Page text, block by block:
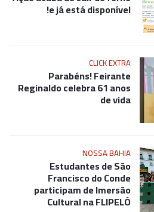
e já está disponível!
CLICK EXTRA
Parabéns! Feirante
Reginaldo celebra 61 anos
de vida
NOSSA BAHIA
Estudantes de São
Francisco do Conde
participam de Imersão
Cultural na FLIPELÔ